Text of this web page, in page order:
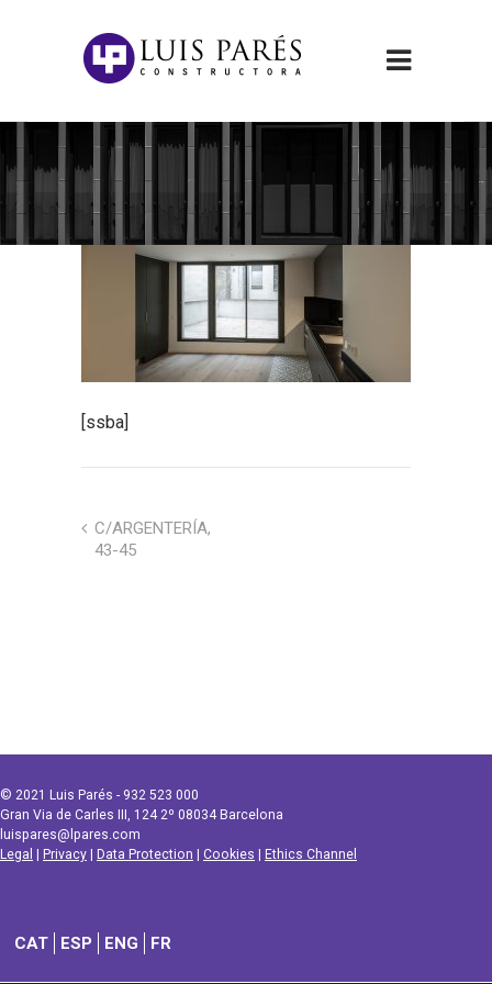
[ssba]
C/ARGENTERÍA,
43-45
© 2021 Luis Parés - 932 523 000
Gran Via de Carles III, 124 2º 08034 Barcelona
luispares@lpares.com
Legal
Privacy Data Protection Cookies Ethics Channel
CAT ESP ENG FR